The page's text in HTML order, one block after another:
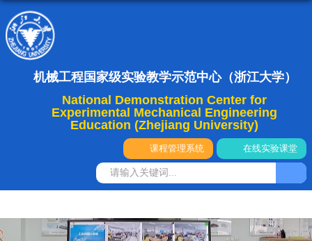
机械工程国家级实验教学示范中心（浙江大学）
National Demonstration Center for
Experimental Mechanical Engineering
Education (Zhejiang University)
课程管理系统 在线实验课堂